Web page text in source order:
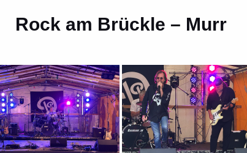
Rock am Brückle – Murr